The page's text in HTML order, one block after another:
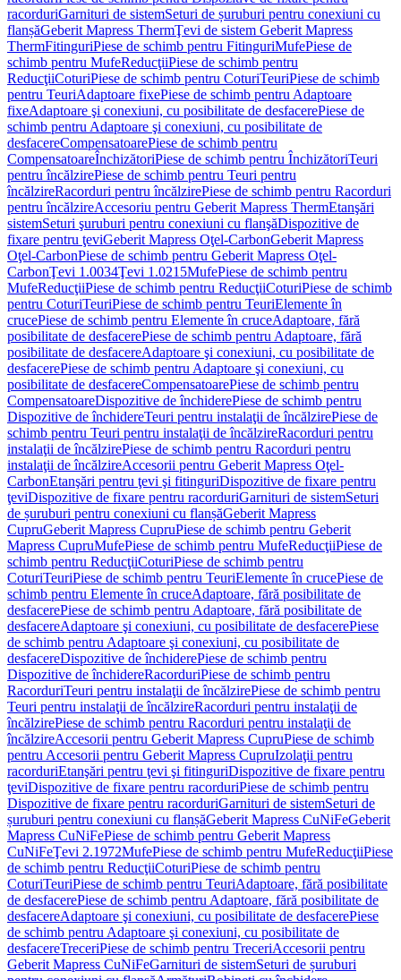
racorduriGarnituri de sistemSeturi de șuruburi pentru conexiuni cu
flanșăGeberit Mapress ThermŢevi de sistem Geberit Mapress
ThermFitinguriPiese de schimb pentru FitinguriMufePiese de
schimb pentru MufeReducţiiPiese de schimb pentru
ReducţiiCoturiPiese de schimb pentru CoturiTeuriPiese de schimb
pentru TeuriAdaptoare fixePiese de schimb pentru Adaptoare
fixeAdaptoare şi conexiuni, cu posibilitate de desfacerePiese de
schimb pentru Adaptoare şi conexiuni, cu posibilitate de
desfacereCompensatoarePiese de schimb pentru
CompensatoareÎnchizătoriPiese de schimb pentru ÎnchizătoriTeuri
pentru încălzirePiese de schimb pentru Teuri pentru
încălzireRacorduri pentru încălzirePiese de schimb pentru Racorduri
pentru încălzireAccesoriu pentru Geberit Mapress ThermEtanşări
sistemSeturi şuruburi pentru conexiuni cu flanşăDispozitive de
fixare pentru ţeviGeberit Mapress Oţel-CarbonGeberit Mapress
Oţel-CarbonPiese de schimb pentru Geberit Mapress Oţel-
CarbonŢevi 1.0034Ţevi 1.0215MufePiese de schimb pentru
MufeReducţiiPiese de schimb pentru ReducţiiCoturiPiese de schimb
pentru CoturiTeuriPiese de schimb pentru TeuriElemente în
crucePiese de schimb pentru Elemente în cruceAdaptoare, fără
posibilitate de desfacerePiese de schimb pentru Adaptoare, fără
posibilitate de desfacereAdaptoare şi conexiuni, cu posibilitate de
desfacerePiese de schimb pentru Adaptoare şi conexiuni, cu
posibilitate de desfacereCompensatoarePiese de schimb pentru
CompensatoareDispozitive de închiderePiese de schimb pentru
Dispozitive de închidereTeuri pentru instalaţii de încălzirePiese de
schimb pentru Teuri pentru instalaţii de încălzireRacorduri pentru
instalaţii de încălzirePiese de schimb pentru Racorduri pentru
instalaţii de încălzireAccesorii pentru Geberit Mapress Oţel-
CarbonEtanşări pentru ţevi şi fitinguriDispozitive de fixare pentru
ţeviDispozitive de fixare pentru racorduriGarnituri de sistemSeturi
de șuruburi pentru conexiuni cu flanșăGeberit Mapress
CupruGeberit Mapress CupruPiese de schimb pentru Geberit
Mapress CupruMufePiese de schimb pentru MufeReducţiiPiese de
schimb pentru ReducţiiCoturiPiese de schimb pentru
CoturiTeuriPiese de schimb pentru TeuriElemente în crucePiese de
schimb pentru Elemente în cruceAdaptoare, fără posibilitate de
desfacerePiese de schimb pentru Adaptoare, fără posibilitate de
desfacereAdaptoare şi conexiuni, cu posibilitate de desfacerePiese
de schimb pentru Adaptoare şi conexiuni, cu posibilitate de
desfacereDispozitive de închiderePiese de schimb pentru
Dispozitive de închidereRacorduriPiese de schimb pentru
RacorduriTeuri pentru instalaţii de încălzirePiese de schimb pentru
Teuri pentru instalaţii de încălzireRacorduri pentru instalaţii de
încălzirePiese de schimb pentru Racorduri pentru instalaţii de
încălzireAccesorii pentru Geberit Mapress CupruPiese de schimb
pentru Accesorii pentru Geberit Mapress CupruIzolaţii pentru
racorduriEtanşări pentru ţevi şi fitinguriDispozitive de fixare pentru
ţeviDispozitive de fixare pentru racorduriPiese de schimb pentru
Dispozitive de fixare pentru racorduriGarnituri de sistemSeturi de
șuruburi pentru conexiuni cu flanșăGeberit Mapress CuNiFeGeberit
Mapress CuNiFePiese de schimb pentru Geberit Mapress
CuNiFeŢevi 2.1972MufePiese de schimb pentru MufeReducţiiPiese
de schimb pentru ReducţiiCoturiPiese de schimb pentru
CoturiTeuriPiese de schimb pentru TeuriAdaptoare, fără posibilitate
de desfacerePiese de schimb pentru Adaptoare, fără posibilitate de
desfacereAdaptoare şi conexiuni, cu posibilitate de desfacerePiese
de schimb pentru Adaptoare şi conexiuni, cu posibilitate de
desfacereTreceriPiese de schimb pentru TreceriAccesorii pentru
Geberit Mapress CuNiFeGarnituri de sistemSeturi de șuruburi